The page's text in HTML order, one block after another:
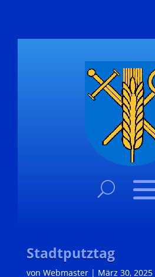
Stadtputztag
von Webmaster| März 30, 2025